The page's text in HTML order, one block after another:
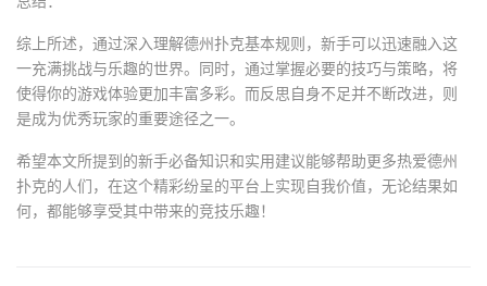
综上所述，通过深入理解德州扑克基本规则，新手可以迅速融入这
一充满挑战与乐趣的世界。同时，通过掌握必要的技巧与策略，将
使得你的游戏体验更加丰富多彩。而反思自身不足并不断改进，则
是成为优秀玩家的重要途径之一。
希望本文所提到的新手必备知识和实用建议能够帮助更多热爱德州
扑克的人们，在这个精彩纷呈的平台上实现自我价值，无论结果如
何，都能够享受其中带来的竞技乐趣！